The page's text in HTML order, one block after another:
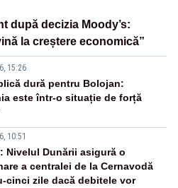
după decizia Moody’s:
la creștere economică”
15:26
dură pentru Bolojan:
este într-o situație de forță
10:51
Nivelul Dunării asigură o
a centralei de la Cernavodă
cinci zile dacă debitele vor